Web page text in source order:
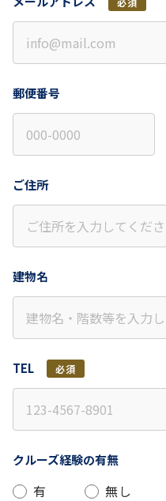
郵便番号
ご住所
建物名
TEL 必須
クルーズ経験の有無
有 無し